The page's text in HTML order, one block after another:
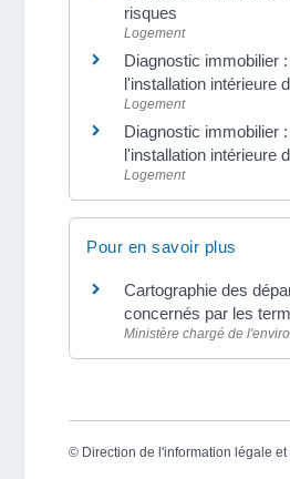
risques
Logement
Diagnostic immobilier
l'installation intérieure
Logement
Diagnostic immobilier
l'installation intérieure
Logement
Pour en savoir plus
Cartographie des
concernés par les
Ministère chargé de
© Direction de l'information légale